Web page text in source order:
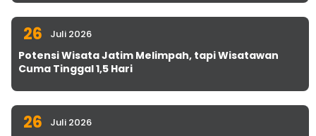
26 Juli 2026
Potensi Wisata Jatim Melimpah, tapi Wisatawan
Cuma Tinggal 1,5 Hari
26 Juli 2026